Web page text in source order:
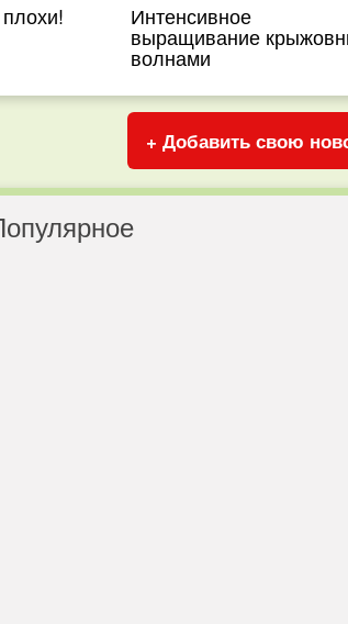
Интенсивное
выращивание
волнами
+ Добавить свою